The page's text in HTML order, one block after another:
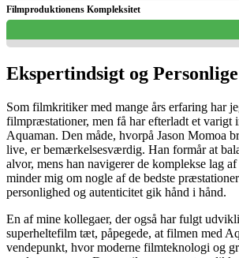
Filmproduktionens Kompleksitet
Ekspertindsigt og
Som filmkritiker med mange års erfaring har
filmpræstationer, men få har efterladt et varigt
Aquaman. Den måde, hvorpå Jason Momoa
live, er bemærkelsesværdig. Han formår at
alvor, mens han navigerer de komplekse lag
minder mig om nogle af de bedste
personlighed og autenticitet gik hånd i hånd.
En af mine kollegaer, der også har fulgt
superheltefilm tæt, påpegede, at filmen med
vendepunkt, hvor moderne filmteknologi og